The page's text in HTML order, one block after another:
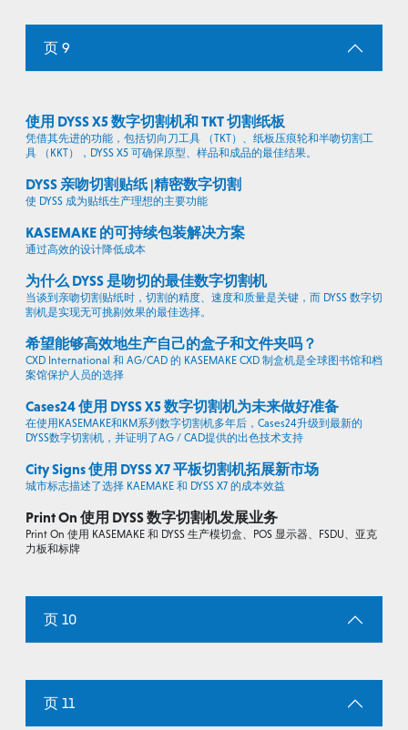
页 9
使用 DYSS X5 数字切割机和 TKT 切割纸板
凭借其先进的功能，包括切向刀工具 （TKT）、纸板压痕轮和半吻切割工
具 （KKT），DYSS X5 可确保原型、样品和成品的最佳结果。
DYSS 亲吻切割贴纸 |精密数字切割
使 DYSS 成为贴纸生产理想的主要功能
KASEMAKE 的可持续包装解决方案
通过高效的设计降低成本
为什么 DYSS 是吻切的最佳数字切割机
当谈到亲吻切割贴纸时，切割的精度、速度和质量是关键，而 DYSS 数字切
割机是实现无可挑剔效果的最佳选择。
希望能够高效地生产自己的盒子和文件夹吗？
CXD International 和 AG/CAD 的 KASEMAKE CXD 制盒机是全球图书馆和档
案馆保护人员的选择
Cases24 使用 DYSS X5 数字切割机为未来做好准备
在使用KASEMAKE和KM系列数字切割机多年后，Cases24升级到最新的
DYSS数字切割机，并证明了AG / CAD提供的出色技术支持
City Signs 使用 DYSS X7 平板切割机拓展新市场
城市标志描述了选择 KAEMAKE 和 DYSS X7 的成本效益
Print On 使用 DYSS 数字切割机发展业务
Print On 使用 KASEMAKE 和 DYSS 生产模切盒、POS 显示器、FSDU、亚克
力板和标牌
页 10
页 11